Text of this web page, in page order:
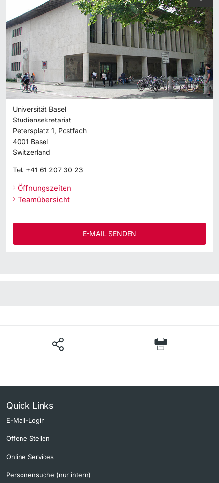
Universität Basel
Studiensekretariat
Petersplatz 1, Postfach
4001 Basel
Switzerland
Tel. +41 61 207 30 23
Öffnungszeiten
Teamübersicht
E-MAIL SENDEN
Quick Links
E-Mail-Login
Offene Stellen
Online Services
Personensuche (nur intern)